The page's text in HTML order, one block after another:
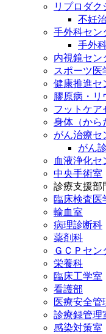
リプロダク
不妊
手外科セン
手外
内視鏡セン
スポーツ医
健康推進セ
膠原病・リ
フットケア
身体（から
がん治療セ
がん
血液浄化セ
中央手術室
診療支援部
臨床検査医
輸血室
病理診断科
薬剤科
ＧＣＰセン
栄養科
臨床工学室
看護部
医療安全管
診療録管理
感染対策室